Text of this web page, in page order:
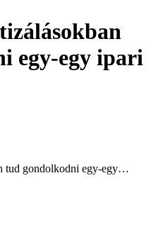
egy-egy ipari
tud gondolkodni egy-egy…